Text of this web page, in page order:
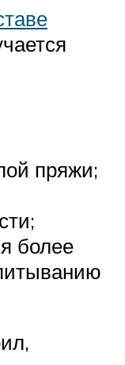
пряжи;
более